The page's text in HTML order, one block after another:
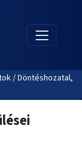
/ Döntéshozatal,